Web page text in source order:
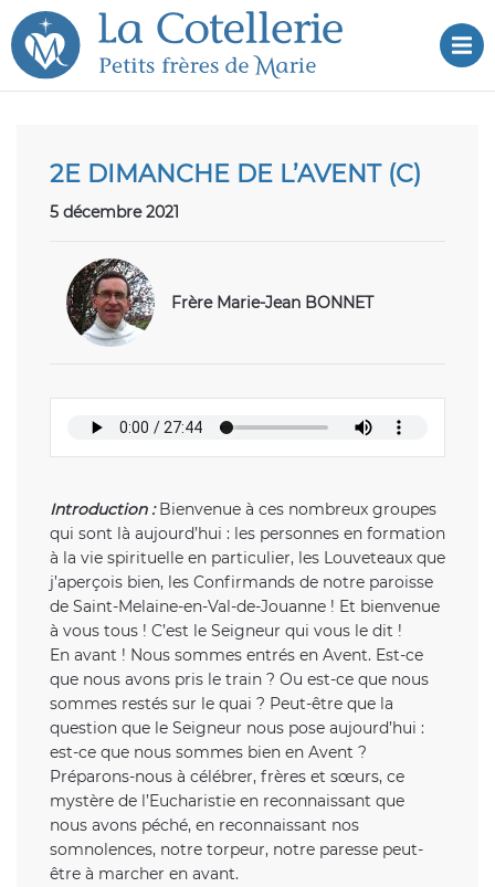
Aller
au
menu
Aller au
contenu
2E DIMANCHE DE L’AVENT (C)
5 décembre 2021
Frère Marie-Jean BONNET
Introduction:Bienvenue à ces nombreux groupes
qui sont là aujourd’hui : les personnes en formation
à la vie spirituelle en particulier, les Louveteaux que
j’aperçois bien, les Confirmands de notre paroisse
de Saint-Melaine-en-Val-de-Jouanne ! Et bienvenue
à vous tous ! C’est le Seigneur qui vous le dit !
En avant ! Nous sommes entrés en Avent. Est-ce
que nous avons pris le train ? Ou est-ce que nous
sommes restés sur le quai ? Peut-être que la
question que le Seigneur nous pose aujourd’hui :
est-ce que nous sommes bien en Avent ?
Préparons-nous à célébrer, frères et sœurs, ce
mystère de l’Eucharistie en reconnaissant que
nous avons péché, en reconnaissant nos
somnolences, notre torpeur, notre paresse peut-
être à marcher en avant.